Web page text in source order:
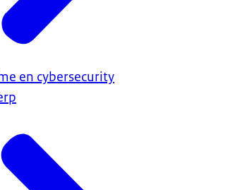
en cybersecurity